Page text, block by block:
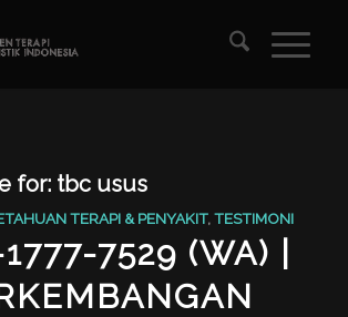
for: tbc usus
TERAPI & PENYAKIT,TESTIMONI
7529 (WA) |